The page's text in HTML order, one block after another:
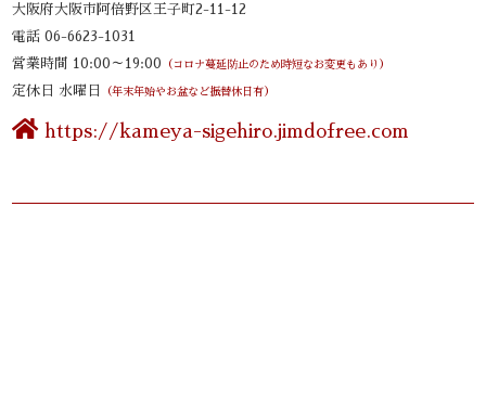
大阪府大阪市阿倍野区王子町2-11-12
電話 06-6623-1031
営業時間 10:00～19:00 （コロナ蔓延防止のため時短なお変更もあり）
定休日 水曜日 （年末年始やお盆など振替休日有）
https://kameya-sigehiro.jimdofree.com